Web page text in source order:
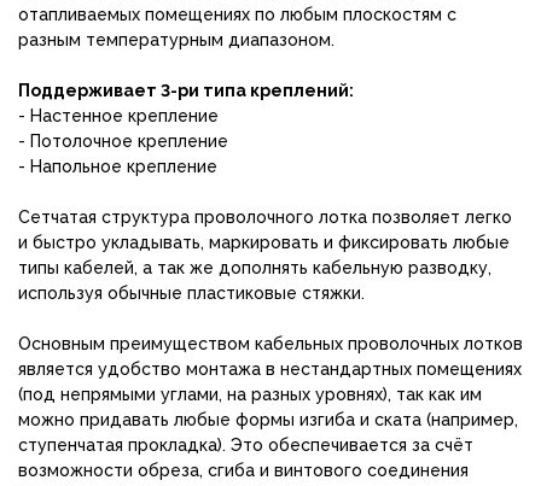
отапливаемых помещениях по любым плоскостям с
разным температурным диапазоном.
Поддерживает 3-ри типа креплений:
- Настенное крепление
- Потолочное крепление
- Напольное крепление
Сетчатая структура проволочного лотка позволяет легко
и быстро укладывать, маркировать и фиксировать любые
типы кабелей, а так же дополнять кабельную разводку,
используя обычные пластиковые стяжки.
Основным преимуществом кабельных проволочных лотков
является удобство монтажа в нестандартных помещениях
(под непрямыми углами, на разных уровнях), так как им
можно придавать любые формы изгиба и ската (например,
ступенчатая прокладка). Это обеспечивается за счёт
возможности обреза, сгиба и винтового соединения